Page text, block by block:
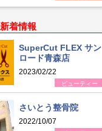
新着情報
SuperCut FLEX サン
ロード青森店
2023/02/22
ビューティー
さいとう整骨院
2022/10/07